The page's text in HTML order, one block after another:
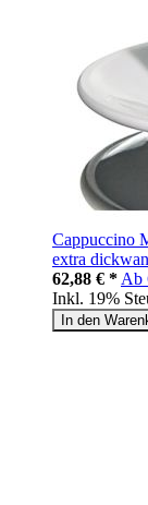
Cappuccino
extra
62,88 € * Ab
Inkl. 19%
In den